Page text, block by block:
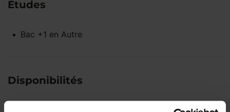
Études
Bac +1 en Autre
Disponibilités